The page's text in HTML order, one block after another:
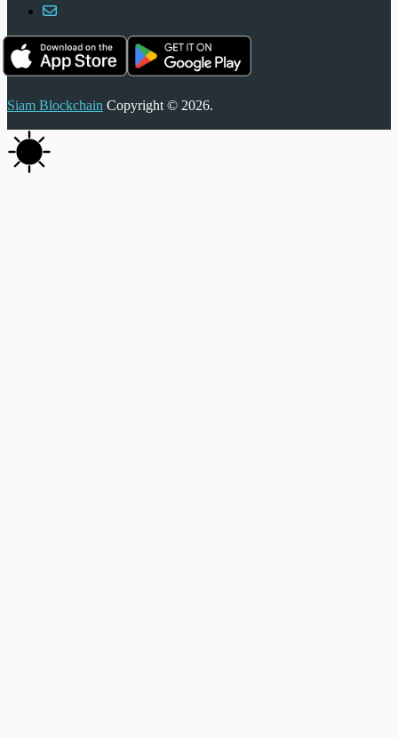
Siam Blockchain Copyright © 2026.